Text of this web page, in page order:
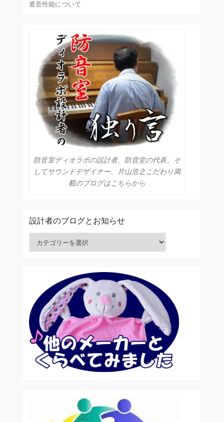
遮音性能について
防音室ディオラボの設計者、防音堂の代表、そ
してサウンドデザイナー、片山浩之こだわり満
載のブログはこちらから
設計者のブログとお知らせ
設計者のブログとお知らせ